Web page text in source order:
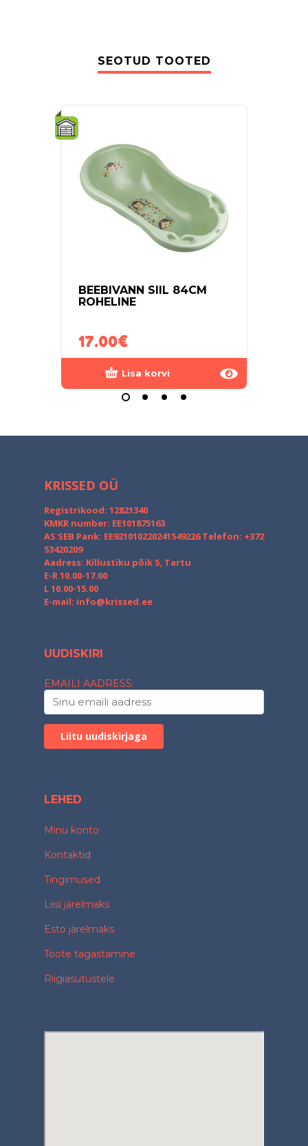
SEOTUD TOOTED
BEEBIVANN SIIL 84CM
ROHELINE
17.00€
Lisa korvi
KRISSED OÜ
Registrikood: 12821340
KMKR number: EE101875163
AS SEB Pank: EE921010220241549226 Telefon: +372
53420209
Aadress: Killustiku põik 5, Tartu
E-R 10.00-17.00
L 10.00-15.00
E-mail: info@krissed.ee
UUDISKIRI
EMAILI AADRESS:
LEHED
Minu konto
Kontaktid
Tingimused
Liisi järelmaks
Esto järelmaks
Toote tagastamine
Riigiasutustele